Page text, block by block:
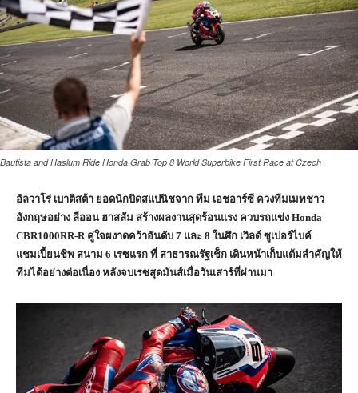
Bautista and Haslum Ride Honda Grab Top 8 World Superbike First Race at Czech
อัลวาโร่ เบาติสต้า ยอดนักบิดสแปนิชจาก ทีม เอชอาร์ซี ควงทีมเมทชาว
อังกฤษอย่าง ลีออน ฮาสลัม สร้างผลงานสุดร้อนแรง ควบรถแข่ง Honda
CBR1000RR-R คู่ใจผงาดคว้าอันดับ 7 และ 8 ในศึก เวิลด์ ซูเปอร์ไบค์
แชมเปี้ยนชิพ สนาม 6 เรซแรก ที่ สาธารณรัฐเช็ก เดินหน้าเก็บแต้มสำคัญให้
ทีมได้อย่างต่อเนื่อง หลังจบเรซสุดมันส์เมื่อวันเสาร์ที่ผ่านมา